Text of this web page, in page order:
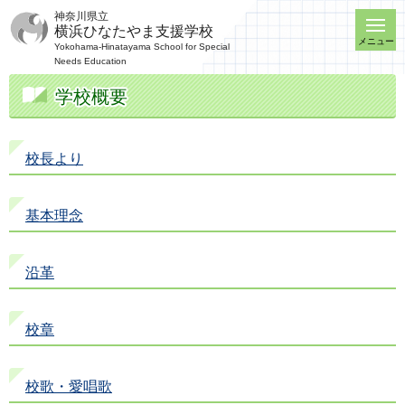
神奈川県立
横浜ひなたやま支援学校
Yokohama-Hinatayama School for Special
Needs Education
メニュー
学校概要
校長より
基本理念
沿革
校章
校歌・愛唱歌